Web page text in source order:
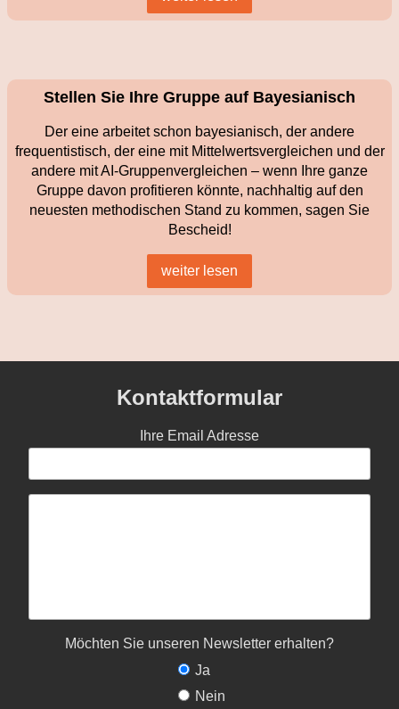
Stellen Sie Ihre Gruppe auf Bayesianisch
Der eine arbeitet schon bayesianisch, der andere
frequentistisch, der eine mit Mittelwertsvergleichen und der
andere mit AI-Gruppenvergleichen – wenn Ihre ganze
Gruppe davon profitieren könnte, nachhaltig auf den
neuesten methodischen Stand zu kommen, sagen Sie
Bescheid!
weiter lesen
Kontaktformular
Ihre Email Adresse
Möchten Sie unseren Newsletter erhalten?
Ja
Nein